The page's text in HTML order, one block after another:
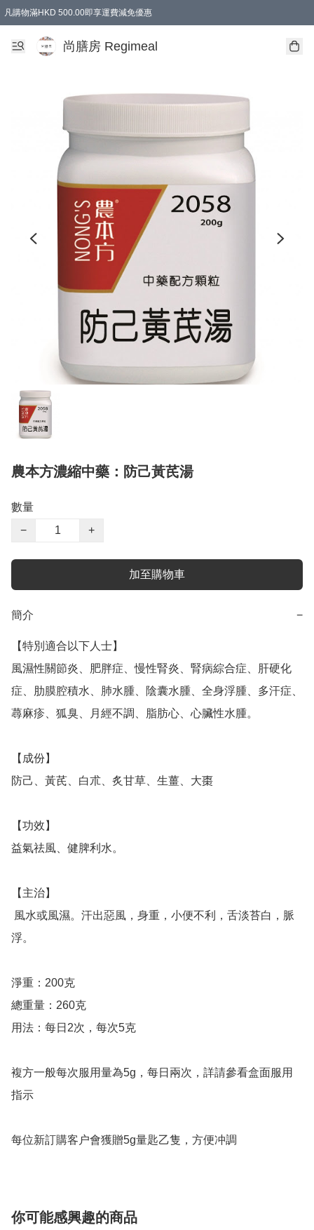
凡購物滿HKD 500.00即享運費減免優惠
尚膳房 Regimeal
農本方濃縮中藥：防己黃芪湯
數量
−
+
加至購物車
簡介 −
【特別適合以下人士】
風濕性關節炎、肥胖症、慢性腎炎、腎病綜合症、肝硬化
症、肋膜腔積水、肺水腫、陰囊水腫、全身浮腫、多汗症、
蕁麻疹、狐臭、月經不調、脂肪心、心臟性水腫。
【成份】
防己、黃芪、白朮、炙甘草、生薑、大棗
【功效】
益氣祛風、健脾利水。
【主治】
浮。
淨重：200克
總重量：260克
用法：每日2次，每次5克
複方一般每次服用量為5g，每日兩次，詳請參看盒面服用
指示
你可能感興趣的商品